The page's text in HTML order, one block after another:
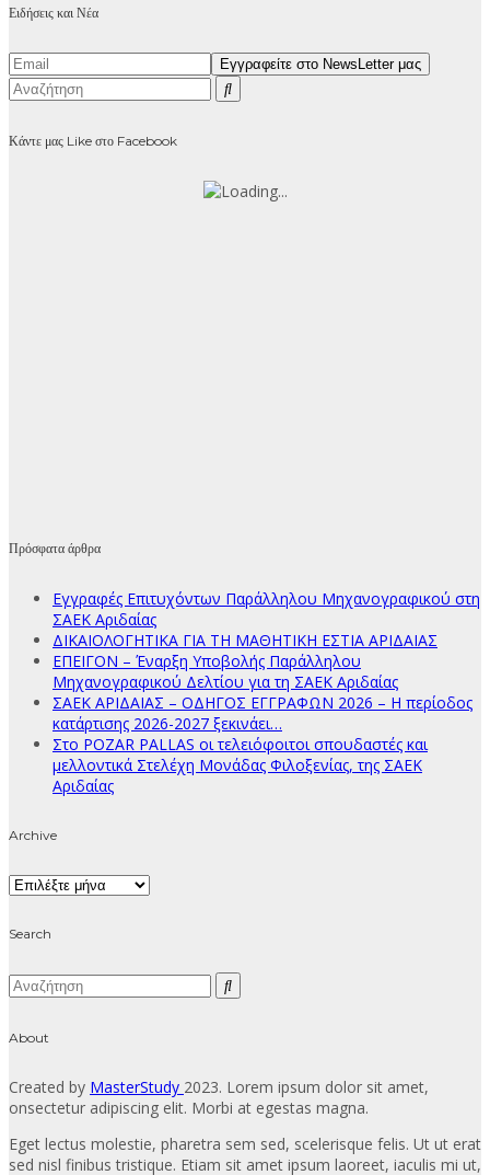
Ειδήσεις και Νέα
Κάντε μας Like στο Facebook
Πρόσφατα άρθρα
Εγγραφές Επιτυχόντων Παράλληλου Μηχανογραφικού στη
ΣΑΕΚ Αριδαίας
ΔΙΚΑΙΟΛΟΓΗΤΙΚΑ ΓΙΑ ΤΗ ΜΑΘΗΤΙΚΗ ΕΣΤΙΑ ΑΡΙΔΑΙΑΣ
ΕΠΕΙΓΟΝ – Έναρξη Υποβολής Παράλληλου
Μηχανογραφικού Δελτίου για τη ΣΑΕΚ Αριδαίας
ΣΑΕΚ ΑΡΙΔΑΙΑΣ – ΟΔΗΓΟΣ ΕΓΓΡΑΦΩΝ 2026 – Η περίοδος
κατάρτισης 2026-2027 ξεκινάει…
Στο POZAR PALLAS οι τελειόφοιτοι σπουδαστές και
μελλοντικά Στελέχη Μονάδας Φιλοξενίας, της ΣΑΕΚ
Αριδαίας
Archive
Archive
Search
About
Created by MasterStudy 2023. Lorem ipsum dolor sit amet,
onsectetur adipiscing elit. Morbi at egestas magna.
Eget lectus molestie, pharetra sem sed, scelerisque felis. Ut ut erat
sed nisl finibus tristique. Etiam sit amet ipsum laoreet, iaculis mi ut,